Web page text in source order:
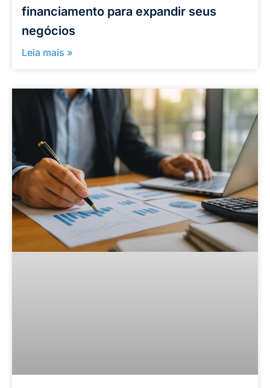
financiamento para expandir seus
negócios
Leia mais »